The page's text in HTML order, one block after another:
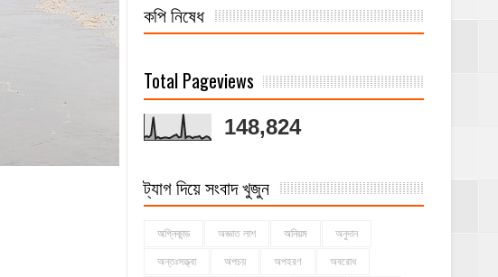
কপি নিষেধ
Total Pageviews
148,824
ট্যাগ দিয়ে সংবাদ খুজুন
অগ্নিকান্ড অজ্ঞাত লাশ অনিয়ম অনুদান
অন্তঃসত্ত্বা অপচয় অপহরণ অবরোধ